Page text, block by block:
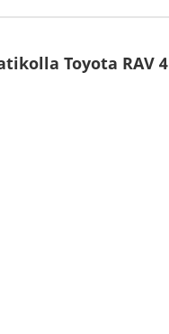
Toyota RAV 4